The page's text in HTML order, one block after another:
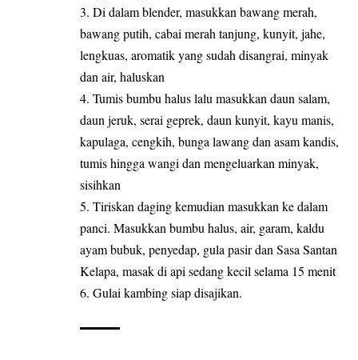
3. Di dalam blender, masukkan bawang merah,
bawang putih, cabai merah tanjung, kunyit, jahe,
lengkuas, aromatik yang sudah disangrai, minyak
dan air, haluskan
4. Tumis bumbu halus lalu masukkan daun salam,
daun jeruk, serai geprek, daun kunyit, kayu manis,
kapulaga, cengkih, bunga lawang dan asam kandis,
tumis hingga wangi dan mengeluarkan minyak,
sisihkan
5. Tiriskan daging kemudian masukkan ke dalam
panci. Masukkan bumbu halus, air, garam, kaldu
ayam bubuk, penyedap, gula pasir dan Sasa Santan
Kelapa, masak di api sedang kecil selama 15 menit
6. Gulai kambing siap disajikan.